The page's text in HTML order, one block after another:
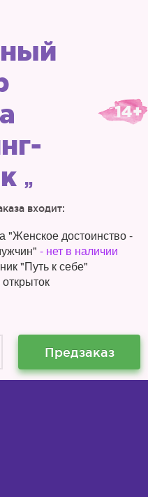
”
входит:
достоинство -
- нет в наличии
"Путь к себе"
Предзаказ